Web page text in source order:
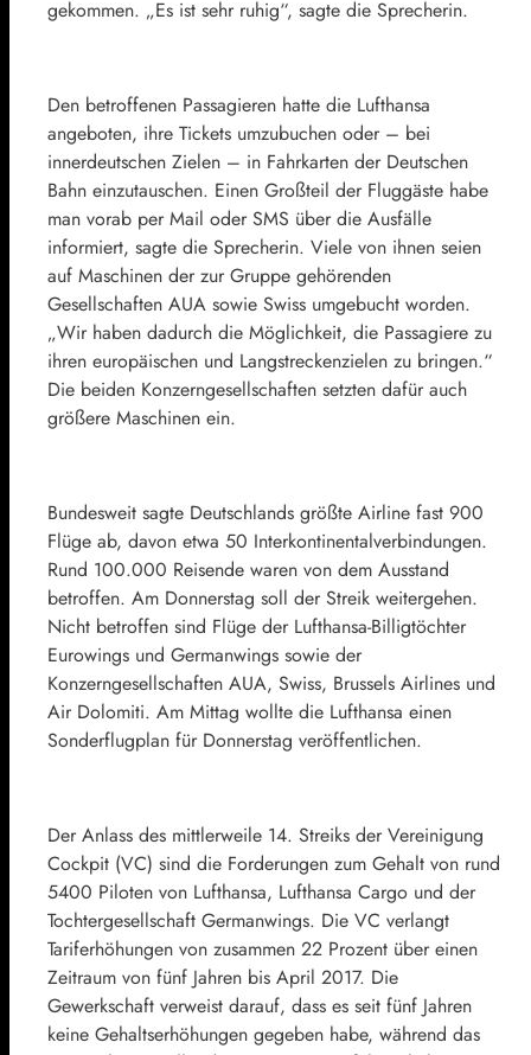
gekommen. „Es ist sehr ruhig“, sagte die Sprecherin.
Den betroffenen Passagieren hatte die Lufthansa
angeboten, ihre Tickets umzubuchen oder – bei
innerdeutschen Zielen – in Fahrkarten der Deutschen
Bahn einzutauschen. Einen Großteil der Fluggäste habe
man vorab per Mail oder SMS über die Ausfälle
informiert, sagte die Sprecherin. Viele von ihnen seien
auf Maschinen der zur Gruppe gehörenden
Gesellschaften AUA sowie Swiss umgebucht worden.
„Wir haben dadurch die Möglichkeit, die Passagiere zu
ihren europäischen und Langstreckenzielen zu bringen.“
Die beiden Konzerngesellschaften setzten dafür auch
größere Maschinen ein.
Bundesweit sagte Deutschlands größte Airline fast 900
Flüge ab, davon etwa 50 Interkontinentalverbindungen.
Rund 100.000 Reisende waren von dem Ausstand
betroffen. Am Donnerstag soll der Streik weitergehen.
Nicht betroffen sind Flüge der Lufthansa-Billigtöchter
Eurowings und Germanwings sowie der
Konzerngesellschaften AUA, Swiss, Brussels Airlines und
Air Dolomiti. Am Mittag wollte die Lufthansa einen
Sonderflugplan für Donnerstag veröffentlichen.
Der Anlass des mittlerweile 14. Streiks der Vereinigung
Cockpit (VC) sind die Forderungen zum Gehalt von rund
5400 Piloten von Lufthansa, Lufthansa Cargo und der
Tochtergesellschaft Germanwings. Die VC verlangt
Tariferhöhungen von zusammen 22 Prozent über einen
Zeitraum von fünf Jahren bis April 2017. Die
Gewerkschaft verweist darauf, dass es seit fünf Jahren
keine Gehaltserhöhungen gegeben habe, während das